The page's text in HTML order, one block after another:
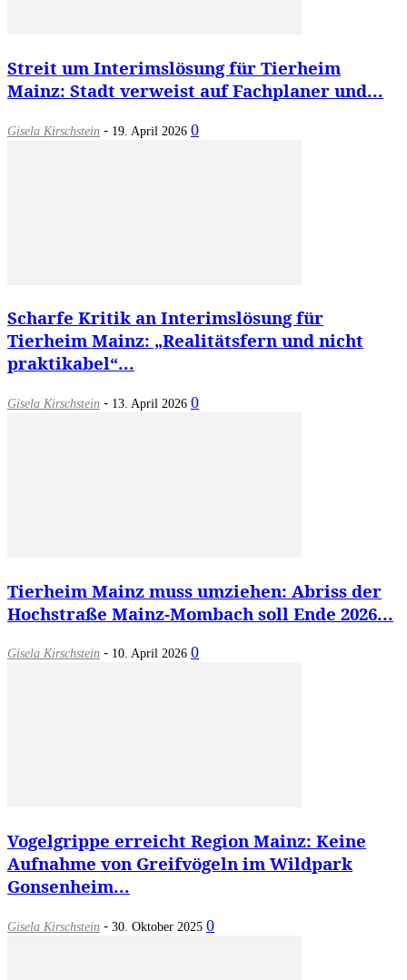
Streit um Interimslösung für Tierheim
Mainz: Stadt verweist auf Fachplaner und...
Gisela Kirschstein - 19. April 2026 0
Scharfe Kritik an Interimslösung für
Tierheim Mainz: „Realitätsfern und nicht
praktikabel“...
Gisela Kirschstein - 13. April 2026 0
Tierheim Mainz muss umziehen: Abriss der
Hochstraße Mainz-Mombach soll Ende 2026...
Gisela Kirschstein - 10. April 2026 0
Vogelgrippe erreicht Region Mainz: Keine
Aufnahme von Greifvögeln im Wildpark
Gonsenheim...
Gisela Kirschstein - 30. Oktober 2025 0